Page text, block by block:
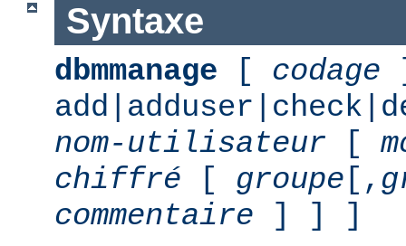
Syntaxe
dbmmanage [ codage
nom-utilisateur [
chiffré [ groupe [,
commentaire ] ] ]